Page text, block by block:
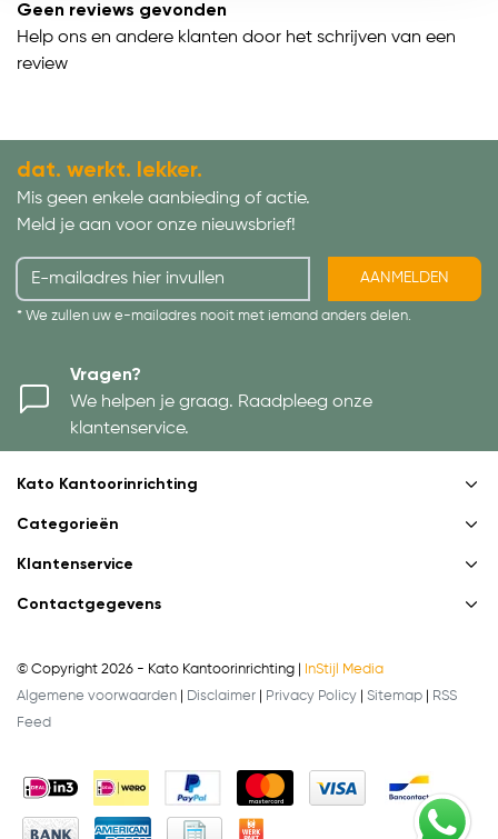
Geen reviews gevonden
Help ons en andere klanten door het schrijven van een
review
dat. werkt. lekker.
Mis geen enkele aanbieding of actie.
Meld je aan voor onze nieuwsbrief!
AANMELDEN
* We zullen uw e-mailadres nooit met iemand anders delen.
Vragen?
We helpen je graag. Raadpleeg onze
klantenservice.
Kato Kantoorinrichting
Categorieën
Klantenservice
Contactgegevens
© Copyright 2026 - Kato Kantoorinrichting |
InStijl Media
Algemene voorwaarden
Disclaimer Privacy Policy Sitemap
RSS
Feed